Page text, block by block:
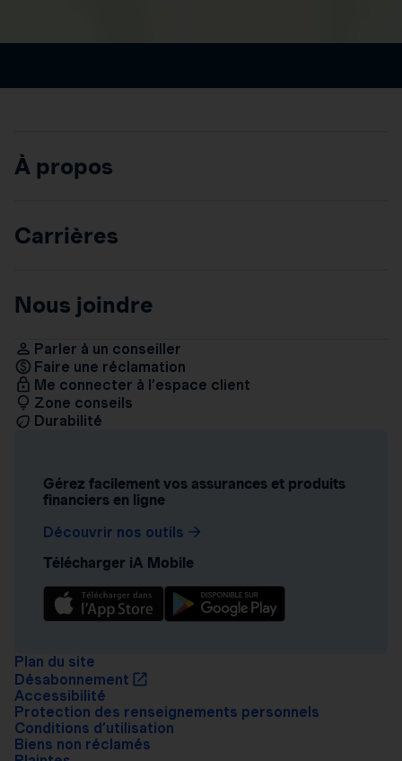
À propos
Carrières
Nous joindre
Parler à un conseiller
Faire une réclamation
Me connecter à l’espace client
Zone conseils
Durabilité
Gérez facilement vos assurances et produits
financiers en ligne
Découvrir nos outils
Télécharger iA Mobile
Plan du site
Désabonnement
Accessibilité
Protection des renseignements personnels
Conditions d’utilisation
Biens non réclamés